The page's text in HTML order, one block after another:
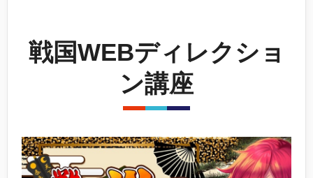
戦国WEBディレクショ
ン講座